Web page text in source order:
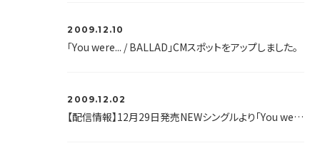
2009.12.10
「You were... / BALLAD」CMスポットをアップしました。
2009.12.02
【配信情報】12月29日発売NEWシングルより「You were...」「BALLAD」歌詞待受けを配信中♪